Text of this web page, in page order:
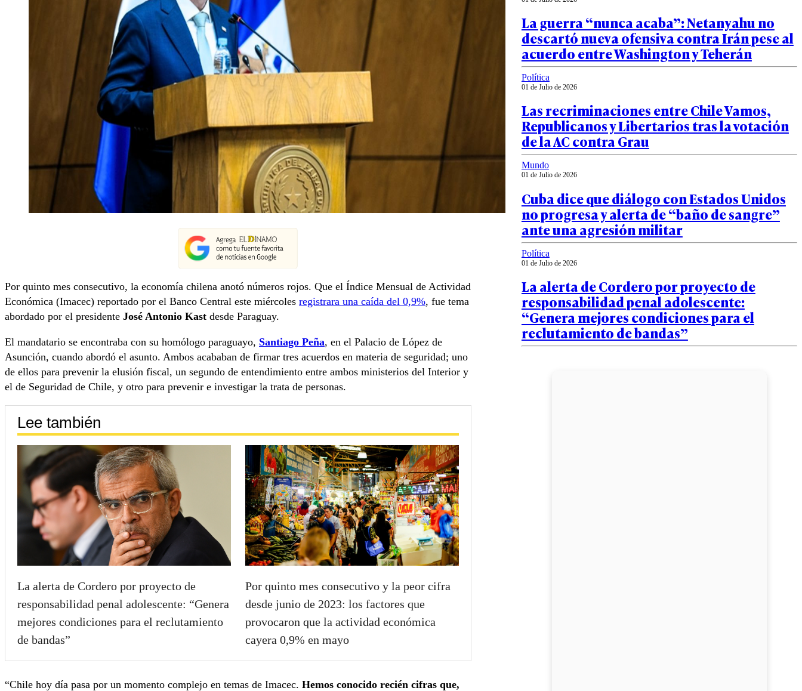
Por quinto mes consecutivo, la economía chilena anotó números rojos. Que el Índice Mensual de Actividad
Económica (Imacec) reportado por el Banco Central este miércoles registrara una caída del 0,9%, fue tema
abordado por el presidente José Antonio Kast desde Paraguay.
El mandatario se encontraba con su homólogo paraguayo, Santiago Peña, en el Palacio de López de
Asunción, cuando abordó el asunto. Ambos acababan de firmar tres acuerdos en materia de seguridad; uno
de ellos para prevenir la elusión fiscal, un segundo de entendimiento entre ambos ministerios del Interior y
el de Seguridad de Chile, y otro para prevenir e investigar la trata de personas.
Lee también
La alerta de Cordero por proyecto de
responsabilidad penal adolescente: “Genera
mejores condiciones para el reclutamiento
de bandas”
Por quinto mes consecutivo y la peor cifra
desde junio de 2023: los factores que
provocaron que la actividad económica
cayera 0,9% en mayo
“Chile hoy día pasa por un momento complejo en temas de Imacec. Hemos conocido recién cifras que,
La guerra “nunca acaba”: Netanyahu no
descartó nueva ofensiva contra Irán pese al
acuerdo entre Washington y Teherán
Política
01 de Julio de 2026
Las recriminaciones entre Chile Vamos,
Republicanos y Libertarios tras la votación
de la AC contra Grau
Mundo
01 de Julio de 2026
Cuba dice que diálogo con Estados Unidos
no progresa y alerta de “baño de sangre”
ante una agresión militar
Política
01 de Julio de 2026
La alerta de Cordero por proyecto de
responsabilidad penal adolescente:
“Genera mejores condiciones para el
reclutamiento de bandas”